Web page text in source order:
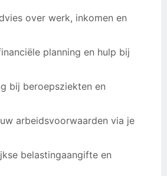
over werk, inkomen en
planning en hulp bij
bij beroepsziekten en
arbeidsvoorwaarden via je
belastingaangifte en